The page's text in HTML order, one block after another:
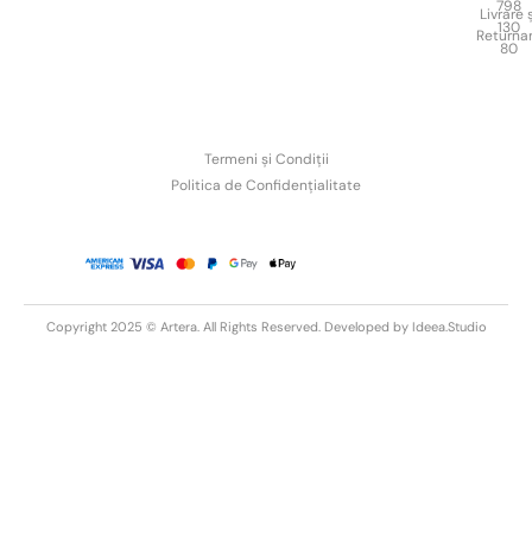
798
130
80
Livrare
Termeni și Condiții
Politica de Confidențialitate
Copyright 2025 © Artera. All Rights Reserved. Developed by Ideea.Studio